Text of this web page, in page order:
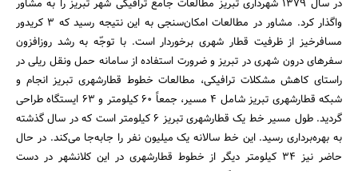
در سال 1379 شهرداری تبریز مطالعات جامع ترافیکی شهر تبریز را به مشاور
واگذار کرد. مشاور در مطالعات امکان‌سنجی به این نتیجه رسید که 3 کریدور
مسافرخیز از ظرفیت قطار شهری برخوردار است. با توجّه به رشد روزافزون
سفرهای درون شهری در تبریز و ضرورت استفاده از سامانه حمل ونقل ریلی در
راستای کاهش مشکلات ترافیکی، مطالعات خطوط قطارشهری تبریز انجام و
شبکه قطارشهری تبریز شامل 4 مسیر، جمعاً 60 کیلومتر و 63 ایستگاه طراحی
گردید. طول مسیر خط یک قطارشهری تبریز 6 کیلومتر است که در سال گذشته
به بهره‌برداری رسید. این خط سالانه یک میلیون نفر را جابه‌جا می‌کند. در حال
حاضر نیز 34 کیلومتر دیگر از خطوط قطارشهری در این کلانشهر در دست